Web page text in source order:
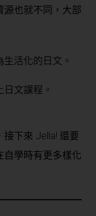
源也就不同，大部
活化的日文。
文課程。
下來 Jella! 還要
自學時有更多樣化